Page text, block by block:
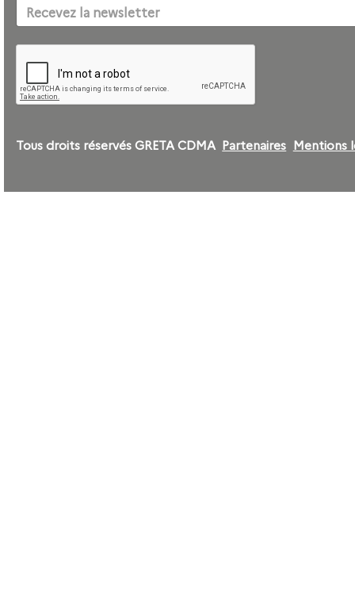
Tous droits réservés GRETA CDMA Partenaires Mentions